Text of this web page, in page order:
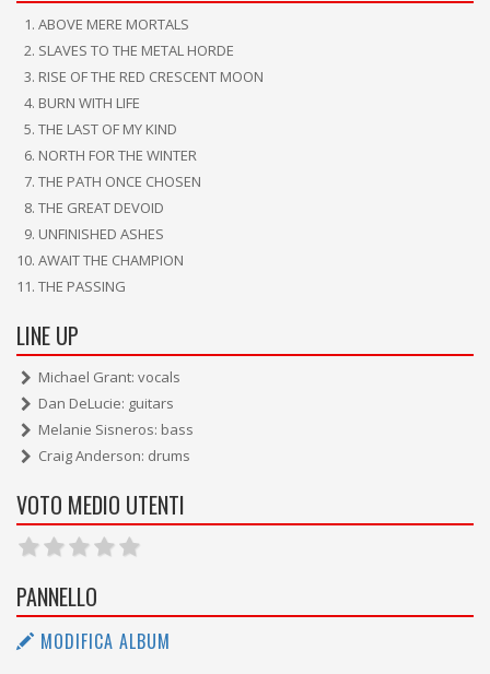
ABOVE MERE MORTALS
SLAVES TO THE METAL HORDE
RISE OF THE RED CRESCENT MOON
BURN WITH LIFE
THE LAST OF MY KIND
NORTH FOR THE WINTER
THE PATH ONCE CHOSEN
THE GREAT DEVOID
UNFINISHED ASHES
AWAIT THE CHAMPION
THE PASSING
LINE UP
Michael Grant: vocals
Dan DeLucie: guitars
Melanie Sisneros: bass
Craig Anderson: drums
VOTO MEDIO UTENTI
PANNELLO
MODIFICA ALBUM